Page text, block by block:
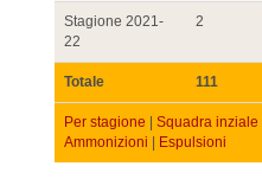
Stagione 2021-
22
2
Totale 111
Per stagione Squadra inziale
Ammonizioni
Espulsioni